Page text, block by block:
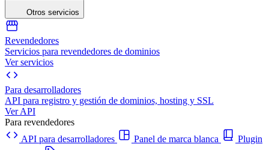
Otros servicios
Revendedores
Servicios para revendedores de dominios
Ver servicios
Para desarrolladores
API para registro y gestión de dominios, hosting y SSL
Ver API
Para revendedores
API para desarrolladores
Panel de marca blanca
Plugin